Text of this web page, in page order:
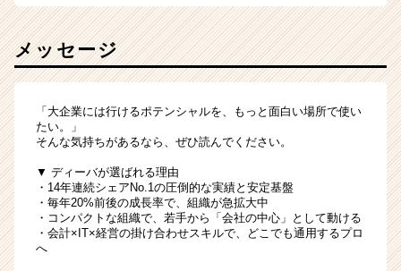
メッセージ
「大企業には行けるポテンシャルを、もっと面白い場所で使い
たい。」
そんな気持ちがあるなら、ぜひ読んでください。
▼ ディーバが選ばれる理由
・14年連続シェアNo.1の圧倒的な実績と安定基盤
・毎年20%前後の成長率で、組織が急拡大中
・コンパクトな組織で、若手から「会社の中心」として動ける
・会計×IT×経営の掛け合わせスキルで、どこでも通用するプロ
へ